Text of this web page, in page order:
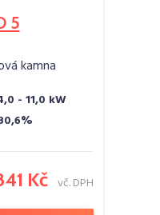
5
kamna
- 11,0 kW
Kč vč. DPH